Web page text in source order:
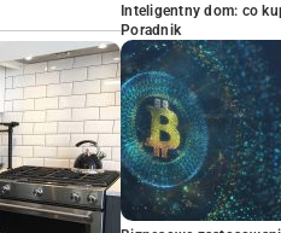
Inteligentny dom: co
Poradnik